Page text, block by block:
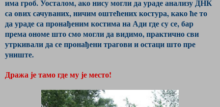
има гроб. Уосталом, ако нису могли да ураде анализу ДНК
са ових сачуваних, ничим оштећених костура, како ће то
да ураде са пронађеним костима на Ади где су се, бар
према ономе што смо могли да видимо, практично сви
утркивали да се пронађени трагови и остаци што пре
униште.
Дража је тамо где му је место!